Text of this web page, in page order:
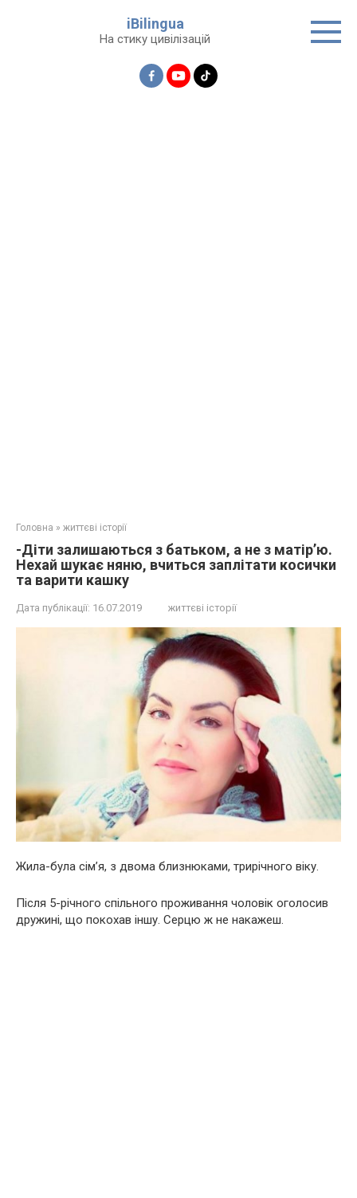
iBilingua
На стику цивілізацій
Головна » життєві історії
-Діти залишаються з батьком, а не з матір’ю.
Нехай шукає няню, вчиться заплітати косички
та варити кашку
Дата публікації: 16.07.2019 життєві історії
Жила-була сім’я, з двома близнюками, трирічного віку.
Після 5-річного спільного проживання чоловік оголосив
дружині, що покохав іншу. Серцю ж не накажеш.